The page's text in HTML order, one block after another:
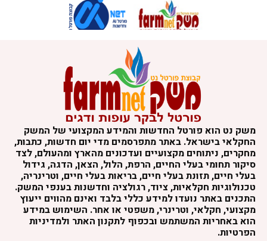
נט הוא פורטל החדשות והמידע המקצועי של המשק
בישראל. באתר מתפרסמים מדי יום חדשות, כתבות,
ניתוחים מקצועיים ועדכונים מהארץ ומהעולם, לצד
תחומי בעלי החיים, הרפת, הלול, הצאן, הדגה, גידול
חיים, תזונת בעלי חיים, בריאות בעלי חיים, וטרינריה,
חקלאיות, ציוד, רגולציה וחדשנות בענפי המשק.
באתר נועדו למידע כללי בלבד ואינם מהווים ייעוץ
חקלאי, וטרינרי, משפטי או אחר. השימוש במידע
באחריות המשתמש ובכפוף לתקנון האתר ולמדיניות